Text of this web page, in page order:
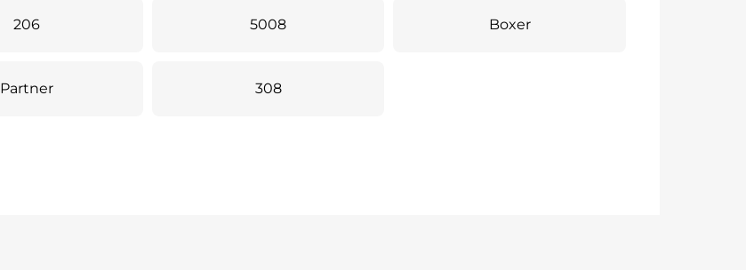
206 5008 Boxer
Partner 308